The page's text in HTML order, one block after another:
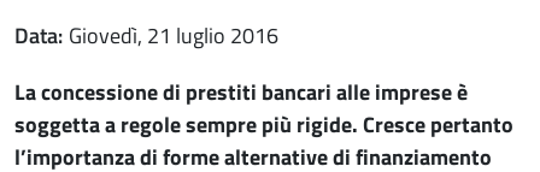
Data
giovedì, 21 luglio 2016
La concessione di prestiti bancari alle imprese è
soggetta a regole sempre più rigide. Cresce pertanto
l’importanza di forme alternative di finanziamento